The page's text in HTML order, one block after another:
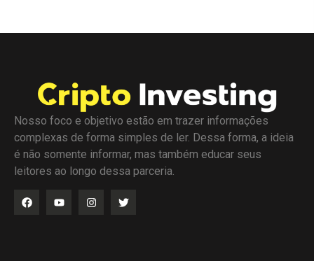
Nosso foco e objetivo estão em trazer informações
complexas de forma simples de ler. Dessa forma, a ideia
é não somente informar, mas também educar seus
leitores ao longo dessa parceria.